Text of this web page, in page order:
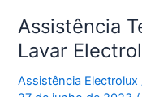
Assistência
Lavar
Assistência Electrolux